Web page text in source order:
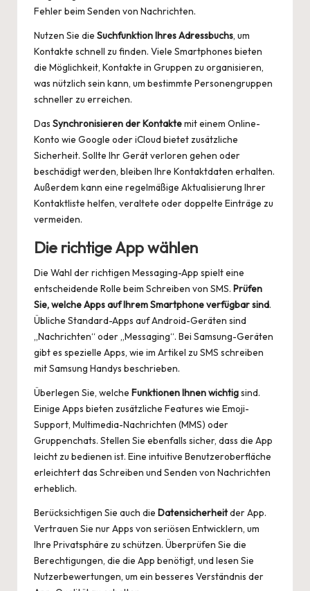
Fehler beim Senden von Nachrichten.
Nutzen Sie die Suchfunktion Ihres Adressbuchs, um
Kontakte schnell zu finden. Viele Smartphones bieten
die Möglichkeit, Kontakte in Gruppen zu organisieren,
was nützlich sein kann, um bestimmte Personengruppen
schneller zu erreichen.
Das Synchronisieren der Kontaktemit einem Online-
Konto wie Google oder iCloud bietet zusätzliche
Sicherheit. Sollte Ihr Gerät verloren gehen oder
beschädigt werden, bleiben Ihre Kontaktdaten erhalten.
Außerdem kann eine regelmäßige Aktualisierung Ihrer
Kontaktliste helfen, veraltete oder doppelte Einträge zu
vermeiden.
Die richtige App wählen
Die Wahl der richtigen Messaging-App spielt eine
entscheidende Rolle beim Schreiben von SMS. Prüfen
Sie, welche Apps auf Ihrem Smartphone verfügbar sind.
Übliche Standard-Apps auf Android-Geräten sind
„Nachrichten“ oder „Messaging“. Bei Samsung-Geräten
gibt es spezielle Apps, wie im Artikel zu SMS schreiben
mit Samsung Handys beschrieben.
Überlegen Sie, welche Funktionen Ihnen wichtigsind.
Einige Apps bieten zusätzliche Features wie Emoji-
Support, Multimedia-Nachrichten (MMS) oder
Gruppenchats. Stellen Sie ebenfalls sicher, dass die App
leicht zu bedienen ist. Eine intuitive Benutzeroberfläche
erleichtert das Schreiben und Senden von Nachrichten
erheblich.
Berücksichtigen Sie auch die Datensicherheitder App.
Vertrauen Sie nur Apps von seriösen Entwicklern, um
Ihre Privatsphäre zu schützen. Überprüfen Sie die
Berechtigungen, die die App benötigt, und lesen Sie
Nutzerbewertungen, um ein besseres Verständnis der